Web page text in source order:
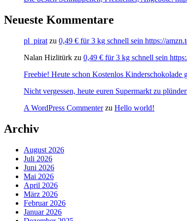
Neueste Kommentare
pl_pirat zu 0,49 € für 3 kg schnell sein https://
Nalan Hizlitürk zu 0,49 € für 3 kg schnell sein
Freebie! Heute schon Kostenlos Kinderschokolade
Nicht vergessen, heute euren Supermarkt zu
A WordPress Commenterzu Hello world!
Archiv
August 2026
Juli 2026
Juni 2026
Mai 2026
April 2026
März 2026
Februar 2026
Januar 2026